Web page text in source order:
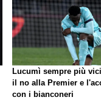
Lucumì sempre più
il no alla Premier e
con i bianconeri